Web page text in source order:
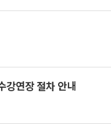
연장 절차 안내